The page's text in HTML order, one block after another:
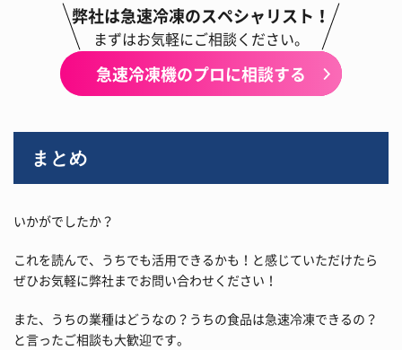
弊社は急速冷凍のスペシャリスト！
まずはお気軽にご相談ください。
急速冷凍機のプロに相談する
まとめ
いかがでしたか？
これを読んで、うちでも活用できるかも！と感じていただけたら
ぜひお気軽に弊社までお問い合わせください！
また、うちの業種はどうなの？うちの食品は急速冷凍できるの？
と言ったご相談も大歓迎です。